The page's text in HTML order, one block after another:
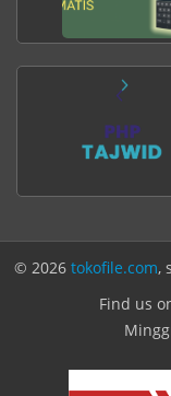
© 2026 tokofile.com,
Find us